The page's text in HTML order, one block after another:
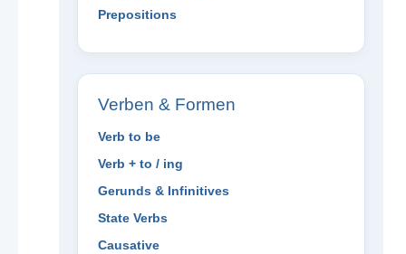
Prepositions
Verben & Formen
Verb to be
Verb + to / ing
Gerunds & Infinitives
State Verbs
Causative